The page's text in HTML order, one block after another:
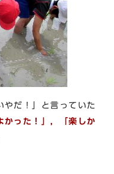
だ！」と言っていた
かった！」，「楽しか